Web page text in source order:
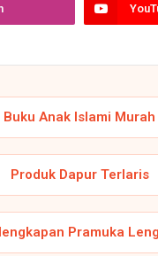
Buku Anak Islami Murah
Produk Dapur Terlaris
Pramuka